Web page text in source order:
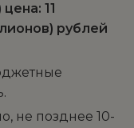
11
рублей
не позднее 10-